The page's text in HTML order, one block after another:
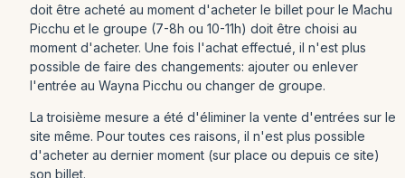
doit être acheté au moment d'acheter le billet pour le Machu
Picchu et le groupe (7-8h ou 10-11h) doit être choisi au
moment d'acheter. Une fois l'achat effectué, il n'est plus
possible de faire des changements: ajouter ou enlever
l'entrée au Wayna Picchu ou changer de groupe.
La troisième mesure a été d'éliminer la vente d'entrées sur le
site même. Pour toutes ces raisons, il n'est plus possible
d'acheter au dernier moment (sur place ou depuis ce site)
son billet.